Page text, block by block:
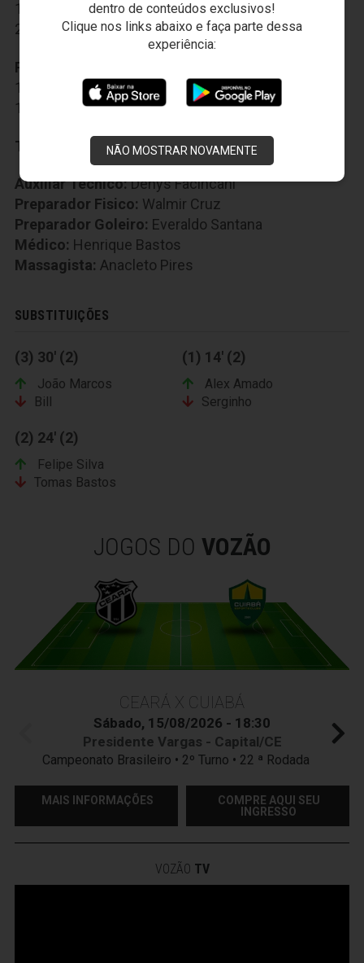
dentro de conteúdos exclusivos!
Clique nos links abaixo e faça parte dessa
experiência:
NÃO MOSTRAR NOVAMENTE
10-Tomas Bastos,11-Serginho,18-Bill,
20-Ricardinho
Reservas:
14-Lucas Silva,15-João Marcos,16-Felipe Silva
17-Robinho,19-Rafinha
Técnico: Sérgio Soares
Auxiliar Técnico:Denys Facincani
Preparador Fisico: Walmir Cruz
Preparador Goleiro: Everaldo Santana
Médico: Henrique Bastos
Massagista: Anacleto Pires
SUBSTITUIÇÕES
(3) 30' (2)
João Marcos
Bill
(1) 14' (2)
Alex Amado
Serginho
(2) 24' (2)
Felipe Silva
Tomas Bastos
JOGOS DO VOZÃO
CEARÁ X CUIABÁ
Sábado, 15/08/2026 - 18:30
Presidente Vargas - Capital/CE
Campeonato Brasileiro • 2º Turno • 22 ª Rodada
MAIS INFORMAÇÕES
COMPRE AQUI SEU
INGRESSO
VOZÃO TV